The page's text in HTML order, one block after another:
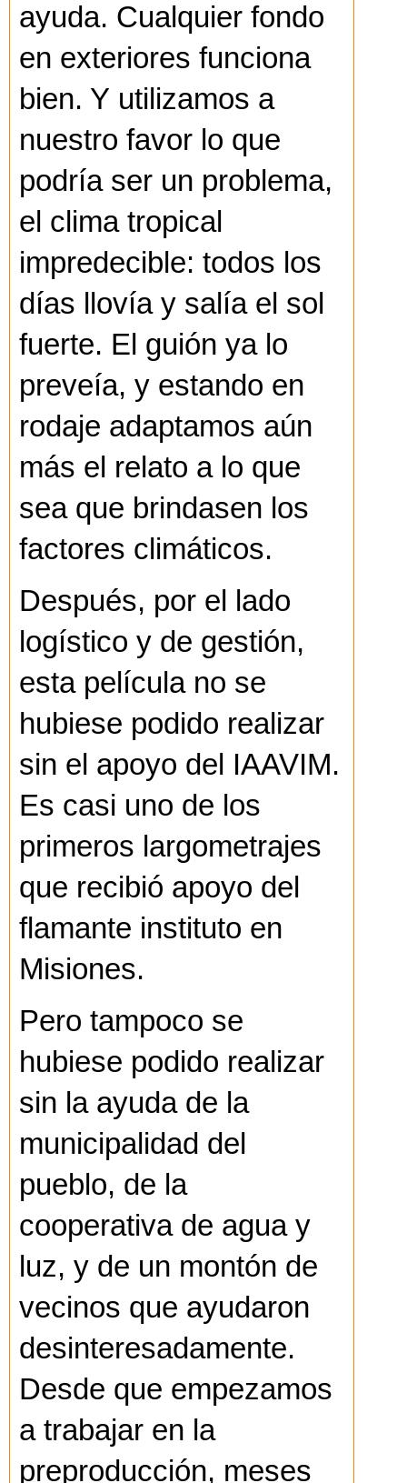
ayuda. Cualquier fondo
en exteriores funciona
bien. Y utilizamos a
nuestro favor lo que
podría ser un problema,
el clima tropical
impredecible: todos los
días llovía y salía el sol
fuerte. El guión ya lo
preveía, y estando en
rodaje adaptamos aún
más el relato a lo que
sea que brindasen los
factores climáticos.
Después, por el lado
logístico y de gestión,
esta película no se
hubiese podido realizar
sin el apoyo del IAAVIM.
Es casi uno de los
primeros largometrajes
que recibió apoyo del
flamante instituto en
Misiones.
Pero tampoco se
hubiese podido realizar
sin la ayuda de la
municipalidad del
pueblo, de la
cooperativa de agua y
luz, y de un montón de
vecinos que ayudaron
desinteresadamente.
Desde que empezamos
a trabajar en la
preproducción, meses